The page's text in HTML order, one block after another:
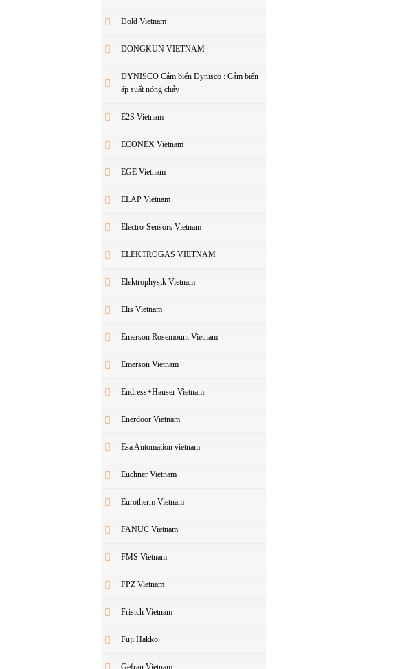
Dold Vietnam
DONGKUN VIETNAM
DYNISCO Cảm biến Dynisco : Cảm biến
áp suất nóng chảy
E2S Vietnam
ECONEX Vietnam
EGE Vietnam
ELAP Vietnam
Electro-Sensors Vietnam
ELEKTROGAS VIETNAM
Elektrophysik Vietnam
Elis Vietnam
Emerson Rosemount Vietnam
Emerson Vietnam
Endress+Hauser Vietnam
Enerdoor Vietnam
Esa Automation vietnam
Euchner Vietnam
Eurotherm Vietnam
FANUC Vietnam
FMS Vietnam
FPZ Vietnam
Fristch Vietnam
Fuji Hakko